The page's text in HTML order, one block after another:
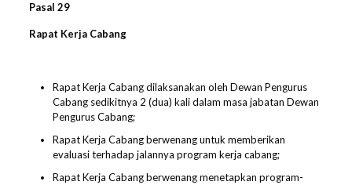
Pasal 29
Rapat Kerja Cabang
Rapat Kerja Cabang dilaksanakan oleh Dewan Pengurus
Cabang sedikitnya 2 (dua) kali dalam masa jabatan Dewan
Pengurus Cabang;
Rapat Kerja Cabang berwenang untuk memberikan
evaluasi terhadap jalannya program kerja cabang;
Rapat Kerja Cabang berwenang menetapkan program-